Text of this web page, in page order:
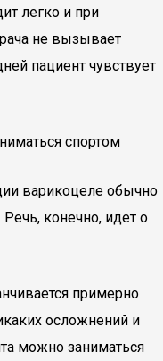
легко и при
не вызывает
пациент чувствует
спортом
варикоцеле обычно
конечно, идет о
примерно
осложнений и
можно заниматься